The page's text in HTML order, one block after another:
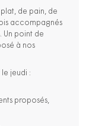
de pain, de
accompagnés
Un point de
à nos
le jeudi :
proposés,